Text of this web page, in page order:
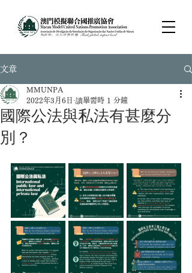
文章
國際公法與私法有甚麼分
別？
MMUNPA
2022年3月6日 讀畢需時 1 分鐘